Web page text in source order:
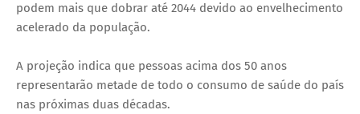
podem mais que dobrar até 2044 devido ao envelhecimento
acelerado da população.
A projeção indica que pessoas acima dos 50 anos
representarão metade de todo o consumo de saúde do país
nas próximas duas décadas.